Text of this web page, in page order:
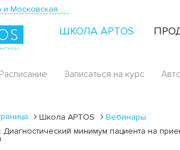
Москва и Московская область
ШКОЛА APTOS
Расписание Записаться на курс
Школа APTOS
Вебинары
минимум пациента на